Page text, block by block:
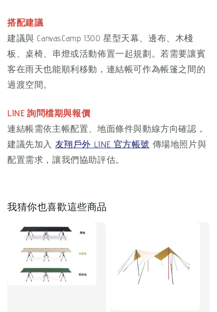
搭配建議
建議與 CanvasCamp 1300 星型天幕、邊布、木棧
板、桌椅、串燈或活動佈置一起規劃。若需要讓賓
客在雨天也能順利移動，連結帳可作為帳篷之間的
過渡空間。
LINE 詢問檔期與報價
連結帳需依主帳配置、地面條件與動線方向確認，
建議先加入 友翔戶外 LINE 官方帳號 傳場地照片與
配置需求，讓我們協助評估。
我猜你也喜歡這些商品